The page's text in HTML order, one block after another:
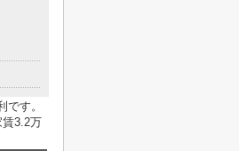
す。
3.2万